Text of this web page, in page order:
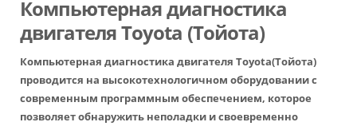
Компьютерная диагностика
двигателя Toyota (Тойота)
Компьютерная диагностика двигателя Toyota(Тойота)
проводится на высокотехнологичном оборудовании с
современным программным обеспечением, которое
позволяет обнаружить неполадки и своевременно